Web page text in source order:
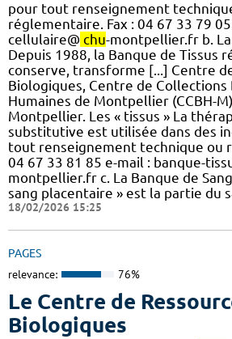
pour tout renseignement
réglementaire. Fax : 04 67 33 79
cellulaire@ chu-montpellier.fr b.
Depuis 1988, la Banque de Tissus
conserve, transforme [...] Centre
Biologiques, Centre de Collections
Humaines de Montpellier (CCBH-
Montpellier. Les « tissus » La
substitutive est utilisée dans des
tout renseignement technique ou
04 67 33 81 85 e-mail : banque-
montpellier.fr c. La Banque de
sang placentaire » est la partie du
18/02/2026 15:25
PAGES
relevance: 76%
Le Centre de
Biologiques